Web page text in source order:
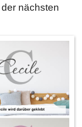
nächsten